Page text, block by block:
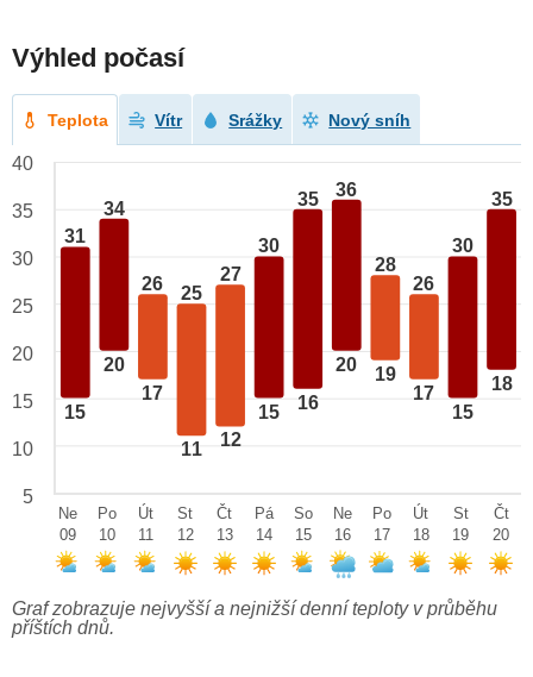
Výhled počasí
Teplota Vítr Srážky Nový sníh
31
15
34
20
26
17
25
11
27
12
30
15
35
16
36
20
28
19
26
17
30
15
35
18
40
35
30
25
20
15
10
5
Ne
09
Po
10
Út
11
St
12
Čt
13
Pá
14
So
15
Ne
16
Po
17
Út
18
St
19
Čt
20
Graf zobrazuje nejvyšší a nejnižší denní teploty v průběhu
příštích dnů.